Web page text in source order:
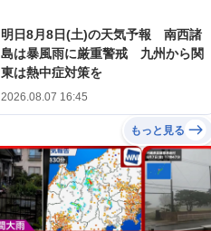
明日8月8日(土)の天気予報 南西諸
島は暴風雨に厳重警戒 九州から関
東は熱中症対策を
2026.08.07 16:45
もっと見る